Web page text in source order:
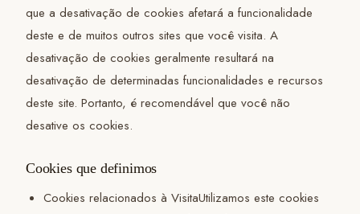
que a desativação de cookies afetará a funcionalidade
deste e de muitos outros sites que você visita. A
desativação de cookies geralmente resultará na
desativação de determinadas funcionalidades e recursos
deste site. Portanto, é recomendável que você não
desative os cookies.
Cookies que definimos
Cookies relacionados à VisitaUtilizamos este cookies